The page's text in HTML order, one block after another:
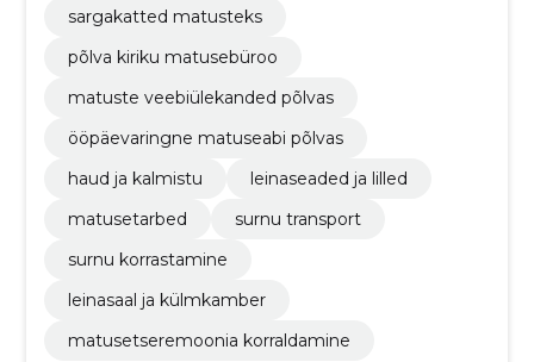
sargakatted matusteks
põlva kiriku matusebüroo
matuste veebiülekanded põlvas
ööpäevaringne matuseabi põlvas
haud ja kalmistu
leinaseaded ja lilled
matusetarbed
surnu transport
surnu korrastamine
leinasaal ja külmkamber
matusetseremoonia korraldamine